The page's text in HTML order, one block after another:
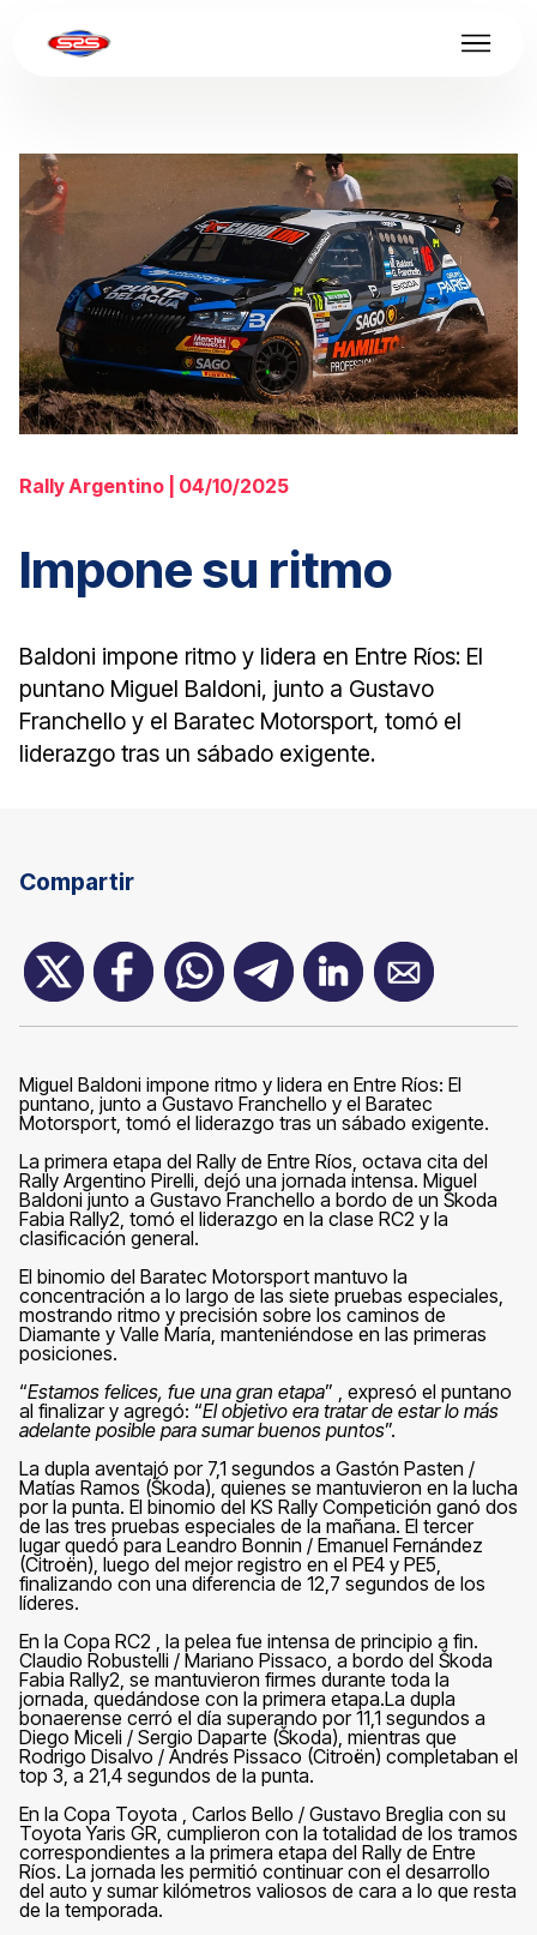
Rally Argentino | 04/10/2025
Impone su ritmo
Baldoni impone ritmo y lidera en Entre Ríos: El
puntano Miguel Baldoni, junto a Gustavo
Franchello y el Baratec Motorsport, tomó el
liderazgo tras un sábado exigente.
Compartir
Miguel Baldoni impone ritmo y lidera en Entre Ríos: El
puntano, junto a Gustavo Franchello y el Baratec
Motorsport, tomó el liderazgo tras un sábado exigente.
La primera etapa del Rally de Entre Ríos, octava cita del
Rally Argentino Pirelli, dejó una jornada intensa. Miguel
Baldoni junto a Gustavo Franchello a bordo de un Škoda
Fabia Rally2, tomó el liderazgo en la clase RC2 y la
clasificación general.
El binomio del Baratec Motorsport mantuvo la
concentración a lo largo de las siete pruebas especiales,
mostrando ritmo y precisión sobre los caminos de
Diamante y Valle María, manteniéndose en las primeras
posiciones.
“Estamos felices, fue una gran etapa” , expresó el puntano
al finalizar y agregó: “El objetivo era tratar de estar lo más
adelante posible para sumar buenos puntos”.
La dupla aventajó por 7,1 segundos a Gastón Pasten /
Matías Ramos (Škoda), quienes se mantuvieron en la lucha
por la punta. El binomio del KS Rally Competición ganó dos
de las tres pruebas especiales de la mañana. El tercer
lugar quedó para Leandro Bonnin / Emanuel Fernández
(Citroën), luego del mejor registro en el PE4 y PE5,
finalizando con una diferencia de 12,7 segundos de los
líderes.
En la Copa RC2 , la pelea fue intensa de principio a fin.
Claudio Robustelli / Mariano Pissaco, a bordo del Škoda
Fabia Rally2, se mantuvieron firmes durante toda la
jornada, quedándose con la primera etapa.La dupla
bonaerense cerró el día superando por 11,1 segundos a
Diego Miceli / Sergio Daparte (Škoda), mientras que
Rodrigo Disalvo / Andrés Pissaco (Citroën) completaban el
top 3, a 21,4 segundos de la punta.
En la Copa Toyota , Carlos Bello / Gustavo Breglia con su
Toyota Yaris GR, cumplieron con la totalidad de los tramos
correspondientes a la primera etapa del Rally de Entre
Ríos. La jornada les permitió continuar con el desarrollo
del auto y sumar kilómetros valiosos de cara a lo que resta
de la temporada.